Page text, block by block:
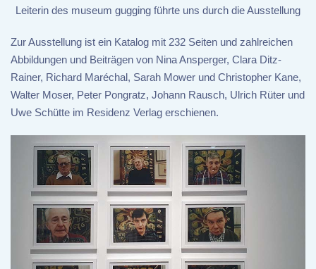
Leiterin des museum gugging führte uns durch die Ausstellung
Zur Ausstellung ist ein Katalog mit 232 Seiten und zahlreichen
Abbildungen und Beiträgen von Nina Ansperger, Clara Ditz-
Rainer, Richard Maréchal, Sarah Mower und Christopher Kane,
Walter Moser, Peter Pongratz, Johann Rausch, Ulrich Rüter und
Uwe Schütte im Residenz Verlag erschienen.